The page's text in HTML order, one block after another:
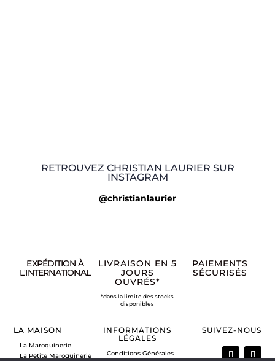
RETROUVEZ CHRISTIAN LAURIER SUR
INSTAGRAM
@christianlaurier
EXPÉDITION À
L'INTERNATIONAL
LIVRAISON EN 5
JOURS
OUVRÉS*
*dans la limite des stocks
disponibles
PAIEMENTS
SÉCURISÉS
LA MAISON
La Maroquinerie
La Petite Maroquinerie
INFORMATIONS
LÉGALES
Conditions Générales
SUIVEZ-NOUS